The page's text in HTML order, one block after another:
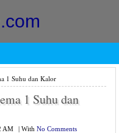
1 Suhu dan Kalor
1 Suhu dan
AM With No Comments